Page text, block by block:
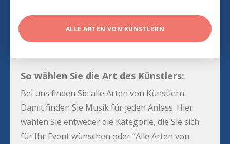
ALLE ARTEN VON KÜNSTLERN
So wählen Sie die Art des Künstlers:
Bei uns finden Sie alle Arten von Künstlern.
Damit finden Sie Musik für jeden Anlass. Hier
wählen Sie entweder die Kategorie, die Sie sich
für Ihr Event wünschen oder “Alle Arten von